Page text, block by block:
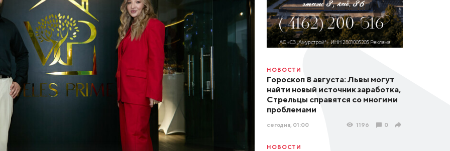
НОВОСТИ
Гороскоп 8 августа: Львы могут
найти новый источник заработка,
Стрельцы справятся со многими
проблемами
сегодня, 01:00 1196 0
НОВОСТИ